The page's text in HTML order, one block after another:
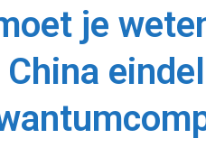
je